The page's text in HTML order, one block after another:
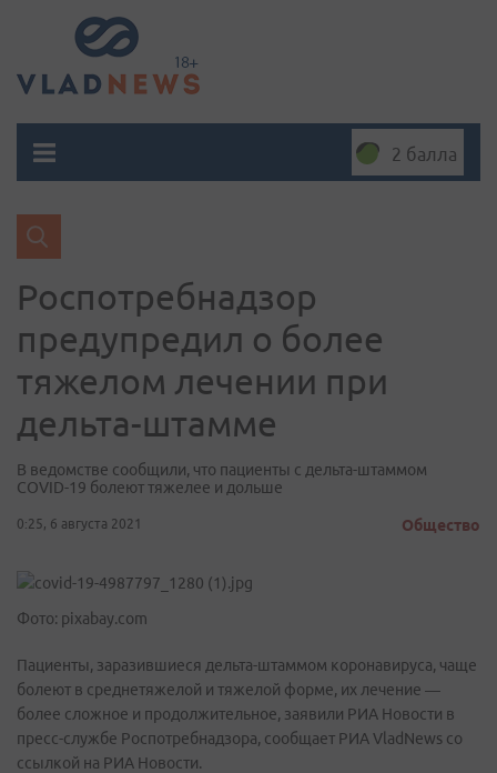
2 балла
Роспотребнадзор
предупредил о более
тяжелом лечении при
дельта-штамме
В ведомстве сообщили, что пациенты с дельта-штаммом
COVID-19 болеют тяжелее и дольше
0:25, 6 августа 2021 Общество
Фото: pixabay.com
Пациенты, заразившиеся дельта-штаммом коронавируса, чаще
болеют в среднетяжелой и тяжелой форме, их лечение —
более сложное и продолжительное, заявили РИА Новости в
пресс-службе Роспотребнадзора, сообщает РИА VladNews со
ссылкой на РИА Новости.